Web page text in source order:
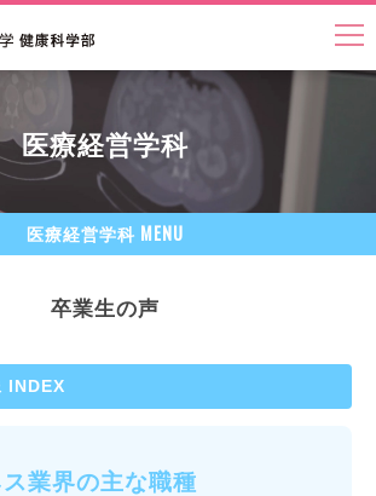
医療経営学科
医療経営学科 MENU
卒業生の声
INDEX
業界の主な職種